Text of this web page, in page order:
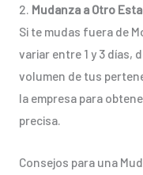
2. Mudanza a Otro
Si te mudas fuera de
variar entre 1 y 3 días,
volumen de tus
la empresa para
precisa.
Consejos para una